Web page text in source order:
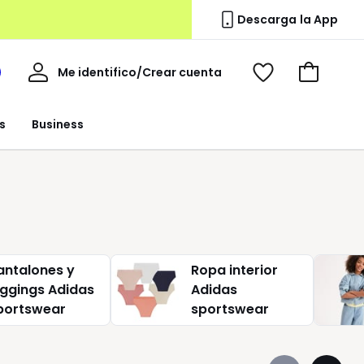
Descarga la App
Business
Me identifico/Crear cuenta
Mi
Ver
Ir
y
Adidas
Ropa interior
Adidas
sportswear